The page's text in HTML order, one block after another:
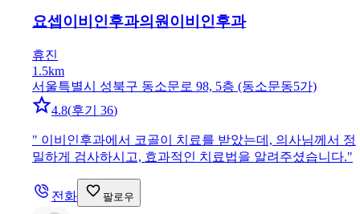
요셉이비인후과의원이비인후과
휴진
1.5km
서울특별시 성북구 동소문로 98, 5층 (동소문동5가)
4.8(후기 36)
" 이비인후과에서 코골이 치료를 받았는데, 의사님께서 정
밀하게 검사하시고, 효과적인 치료법을 알려주셨습니다."
전화 팔로우